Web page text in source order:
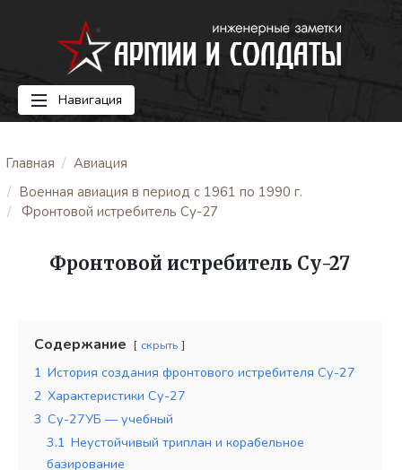
Навигация
Главная
Авиация
Военная авиация в период с 1961 по 1990 г.
Фронтовой истребитель Су-27
Фронтовой истребитель Су-27
Содержание скрыть
1 История создания фронтового истребителя Су-27
2 Характеристики Су-27
3 Су-27УБ — учебный
3.1 Неустойчивый триплан и корабельное
базирование